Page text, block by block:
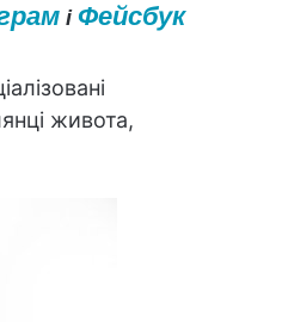
і Фейсбук
живота,